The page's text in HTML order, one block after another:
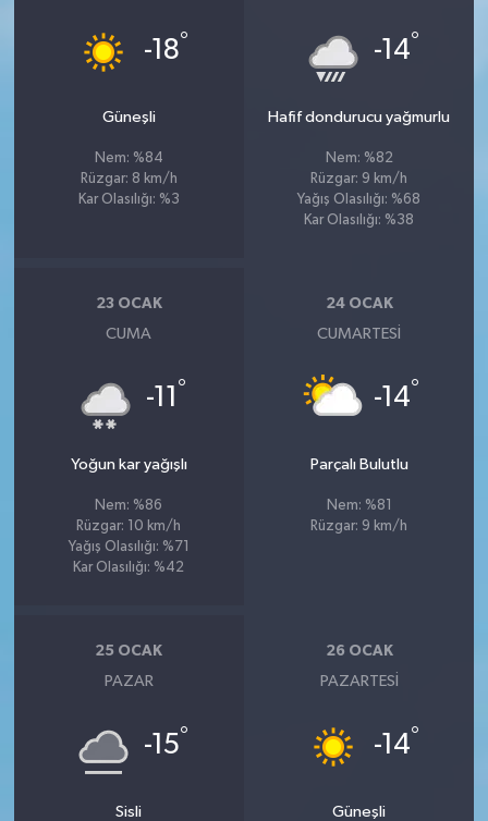
-18°
Güneşli
Nem: %84
Rüzgar: 8 km/h
Kar Olasılığı: %3
-14°
Hafif dondurucu yağmurlu
Nem: %82
Rüzgar: 9 km/h
Yağış Olasılığı: %68
Kar Olasılığı: %38
23 OCAK
CUMA
-11 °
Yoğun kar yağışlı
Nem: %86
Rüzgar: 10 km/h
Yağış Olasılığı: %71
Kar Olasılığı: %42
24 OCAK
CUMARTESI
-14°
Parçalı Bulutlu
Nem: %81
Rüzgar: 9 km/h
25 OCAK
PAZAR
-15°
Sisli
26 OCAK
PAZARTESI
-14°
Güneşli